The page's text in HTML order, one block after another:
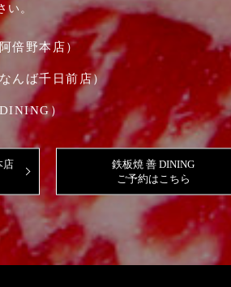
い。
阿倍野本店）
んば千日前店）
DINING）
店
鉄板焼 善 DINING
ご予約はこちら